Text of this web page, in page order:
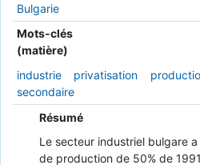
Bulgarie
Mots-clés
(matière)
industrie
privatisation
secondaire
Résumé
Le secteur industriel bulgare
de production de 50% de